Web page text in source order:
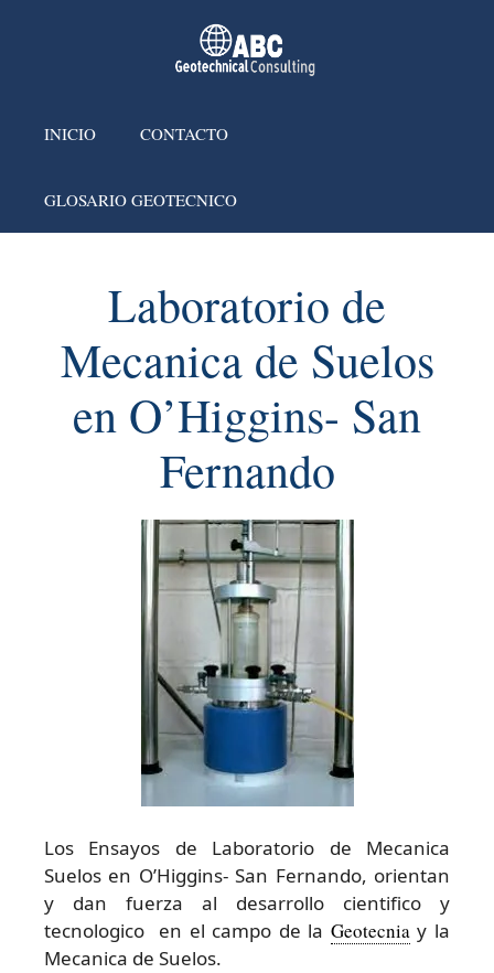
INICIO CONTACTO
GLOSARIO GEOTECNICO
Laboratorio de
Mecanica de Suelos
en O’Higgins- San
Fernando
Los Ensayos de Laboratorio de Mecanica
Suelos en O’Higgins- San Fernando, orientan
y dan fuerza al desarrollo cientifico y
tecnologico en el campo de la Geotecniay la
Mecanica de Suelos.